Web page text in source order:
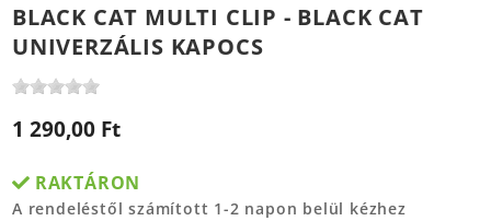
BLACK CAT MULTI CLIP - BLACK CAT
UNIVERZÁLIS KAPOCS
1 290,00 Ft
RAKTÁRON
A rendeléstől számított 1-2 napon belül kézhez